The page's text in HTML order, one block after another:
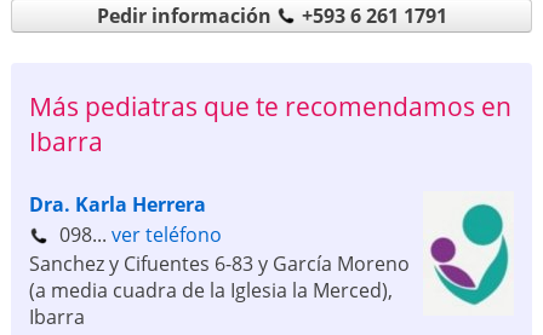
Pedir información
+593 6 261 1791
Más pediatras que te recomendamos en
Ibarra
Dra. Karla Herrera
098... ver teléfono
Sanchez y Cifuentes 6-83 y García Moreno
(a media cuadra de la Iglesia la Merced),
Ibarra